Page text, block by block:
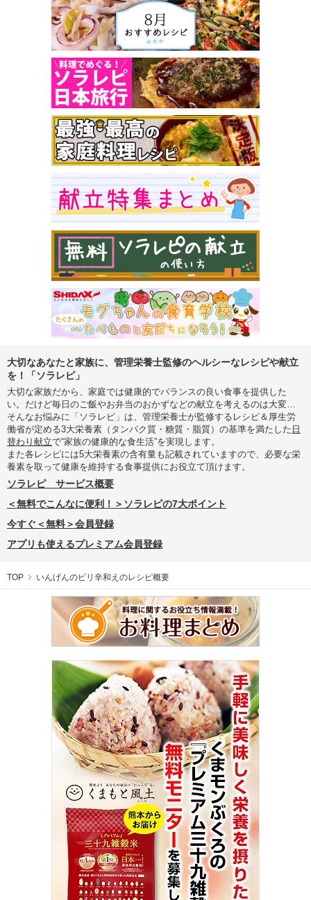
大切なあなたと家族に、管理栄養士監修のヘルシーなレシピや献立
を！「ソラレピ」
大切な家族だから、家庭では健康的でバランスの良い食事を提供した
い。だけど毎日のご飯やお弁当のおかずなどの献立を考えるのは大変…
そんなお悩みに「ソラレピ」は、管理栄養士が監修するレシピ＆厚生労
働省が定める3大栄養素（タンパク質・糖質・脂質）の基準を満たした 日
替わり献立で“家族の健康的な食生活”を実現します。
また各レシピには5大栄養素の含有量も記載されていますので、必要な栄
養素を取って健康を維持する食事提供にお役立て頂けます。
ソラレピ サービス概要
＜無料でこんなに便利！＞ソラレピの7大ポイント
今すぐ＜無料＞会員登録
アプリも使えるプレミアム会員登録
TOP いんげんのピリ辛和えのレシピ概要